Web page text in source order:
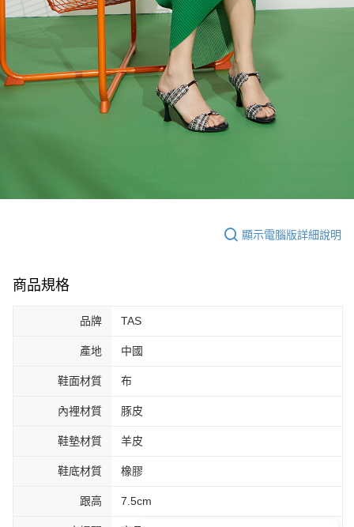
顯示電腦版詳細說明
商品規格
品牌 TAS
產地 中國
鞋面材質 布
內裡材質 豚皮
鞋墊材質 羊皮
鞋底材質 橡膠
跟高 7.5cm